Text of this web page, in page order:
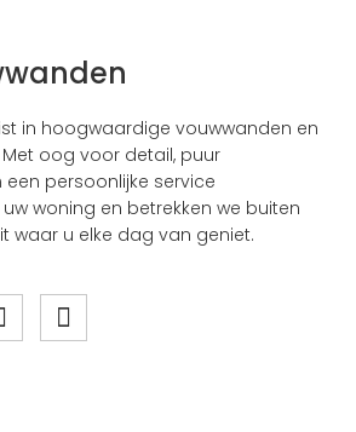
in hoogwaardige vouwwanden en
oog voor detail, puur
persoonlijke service
woning en betrekken we buiten
waar u elke dag van geniet.